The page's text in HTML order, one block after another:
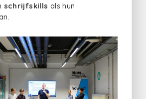
schrijfskills als hun